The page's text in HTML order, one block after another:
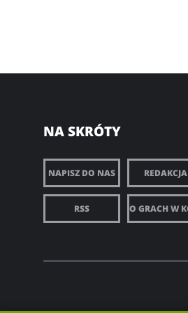
NA SKRÓTY
NAPISZ DO NAS REDAKCJA
RSS